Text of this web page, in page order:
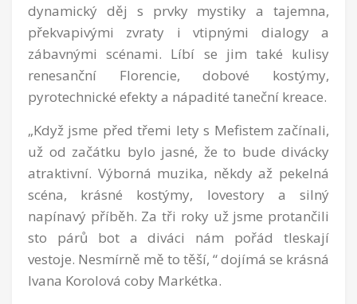
dynamický děj s prvky mystiky a tajemna,
překvapivými zvraty i vtipnými dialogy a
zábavnými scénami. Líbí se jim také kulisy
renesanční Florencie, dobové kostýmy,
pyrotechnické efekty a nápadité taneční kreace.
„Když jsme před třemi lety s Mefistem začínali,
už od začátku bylo jasné, že to bude divácky
atraktivní. Výborná muzika, někdy až pekelná
scéna, krásné kostýmy, lovestory a silný
napínavý příběh. Za tři roky už jsme protančili
sto párů bot a diváci nám pořád tleskají
vestoje. Nesmírně mě to těší, “ dojímá se krásná
Ivana Korolová coby Markétka.